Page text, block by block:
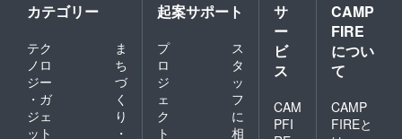
カテゴリー
テク
ノロ
ジー
・ガ
ジェ
ット
ま
ち
づ
く
り
・
起案サポート
プ
ロ
ジ
ェ
ク
ト
ス
タ
ッ
フ
に
相
サ
ー
ビ
ス
CAM
PFI
CAMP
FIRE
につい
て
CAMP
FIREと